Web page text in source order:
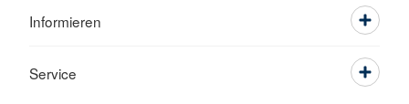
Informieren
Service